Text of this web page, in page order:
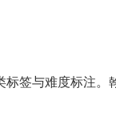
与难度标注。